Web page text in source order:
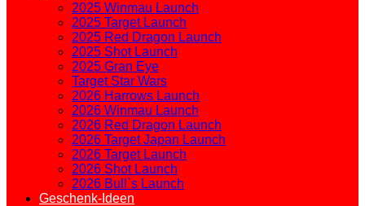
2025 Winmau Launch
2025 Target Launch
2025 Red Dragon Launch
2025 Shot Launch
2025 Gran Eye
Target Star Wars
2026 Harrows Launch
2026 Winmau Launch
2026 Red Dragon Launch
2026 Target Japan Launch
2026 Target Launch
2026 Shot Launch
2026 Bull`s Launch
Geschenk-Ideen